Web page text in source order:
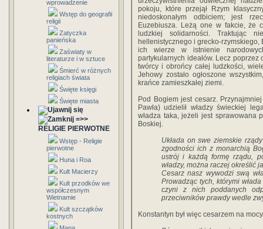
wprowadzenie
Wstęp do geografii
religii
Zatyczka
panieńska
Zaświaty w
literaturze i w sztuce
Śmierć w różnych
religiach świata
Święte księgi
Święte miasta
=>>
RELIGIE PIERWOTNE
Wstęp - Religie
pierwotne
Huna i Roa
Kult Macierzy
Kult przodków we
współczesnym
Wietnamie
Kult szczątków
kostnych
pokoju, które przejął Rzym
niedoskonałym odbi­ciem; jest
Euzebiusza. Leżą one w fakcie, że
ludzkiej solidarności. Traktując
hellenistycznego i grecko-
ich wierze w istnienie
partykularnych idea­łów. Lecz
twórcy i obrońcy całej ludzkości,
Jehowy zostało ogłoszone
krańce zamieszkałej ziemi.
Pod Bogiem jest cesarz.
Pawła) udzielił władzy świeckiej
władza taka, jeżeli jest sprawowana
Bo­skiej.
Układa on swe ziemskie
zgodności ich z monarchią
ustrój i każdą formę rządu,
władzy, można raczej określić
Cesarz nasz wywodzi swą
Prowadząc tych, którymi
czyni z nich poddanych
przeciwników prawdy wedle
Konstantyn był więc cesarzem na